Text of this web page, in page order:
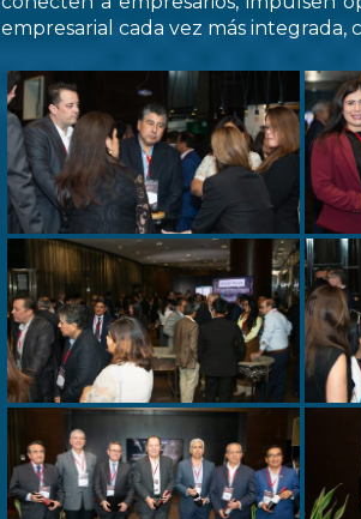
empresarial cada vez más